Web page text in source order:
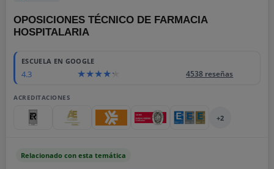
OPOSICIONES TÉCNICO DE FARMACIA
HOSPITALARIA
ESCUELA EN GOOGLE
4.3 4538 reseñas
ACREDITACIONES
+2
Relacionado con esta temática